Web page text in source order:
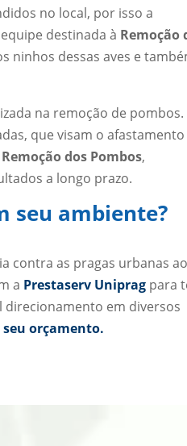
no local, por isso a
destinada à Remoção
ninhos dessas aves e
na remoção de pombos.
que visam o afastamento
Remoção dos Pombos,
a longo prazo.
seu ambiente?
contra as pragas urbanas
a Prestaserv Uniprag para
direcionamento em diversos
orçamento.